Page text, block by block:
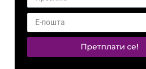
Претплати се!